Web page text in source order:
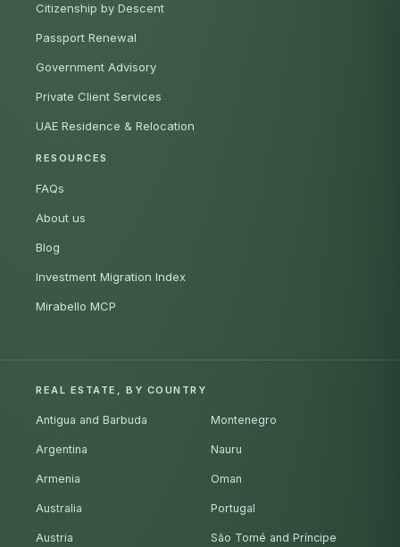
Citizenship by Descent
Passport Renewal
Government Advisory
Private Client Services
UAE Residence & Relocation
RESOURCES
FAQs
About us
Blog
Investment Migration Index
Mirabello MCP
REAL ESTATE, BY COUNTRY
Antigua and Barbuda
Argentina
Armenia
Australia
Austria
Montenegro
Nauru
Oman
Portugal
São Tomé and Príncipe